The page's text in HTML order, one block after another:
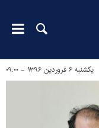
یکشنبه ۶ فروردین ۱۳۹۶ - ۰۹:۰۰